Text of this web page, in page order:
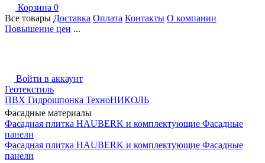
Корзина 0
Все товары Доставка Оплата Контакты О компании
Повышение цен ...
Войти в аккаунт
Геотекстиль
ПВХ Гидрошпонка ТехноНИКОЛЬ
Фасадные материалы
Фасадная плитка HAUBERK и комплектующие Фасадные
панели
Фасадная плитка HAUBERK и комплектующие Фасадные
панели